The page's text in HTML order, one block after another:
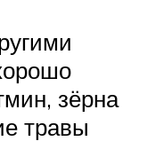
зёрна
травы